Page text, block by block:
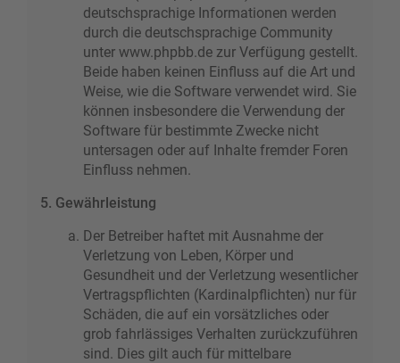
deutschsprachige Informationen werden
durch die deutschsprachige Community
unter www.phpbb.de zur Verfügung gestellt.
Beide haben keinen Einfluss auf die Art und
Weise, wie die Software verwendet wird. Sie
können insbesondere die Verwendung der
Software für bestimmte Zwecke nicht
untersagen oder auf Inhalte fremder Foren
Einfluss nehmen.
5. Gewährleistung
Der Betreiber haftet mit Ausnahme der
Verletzung von Leben, Körper und
Gesundheit und der Verletzung wesentlicher
Vertragspflichten (Kardinalpflichten) nur für
Schäden, die auf ein vorsätzliches oder
grob fahrlässiges Verhalten zurückzuführen
sind. Dies gilt auch für mittelbare